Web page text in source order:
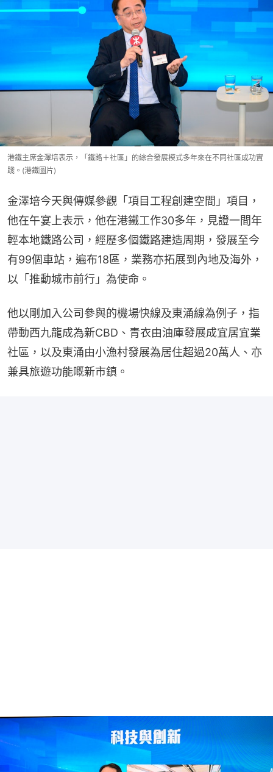
港鐵主席金澤培表示，「鐵路＋社區」的綜合發展模式多年來在不同社區成功實
踐。(港鐵圖片)
金澤培今天與傳媒參觀「項目工程創建空間」項目，
他在午宴上表示，他在港鐵工作30多年，見證一間年
輕本地鐵路公司，經歷多個鐵路建造周期，發展至今
有99個車站，遍布18區，業務亦拓展到內地及海外，
以「推動城市前行」為使命。
他以剛加入公司參與的機場快線及東涌線為例子，指
帶動西九龍成為新CBD、青衣由油庫發展成宜居宜業
社區，以及東涌由小漁村發展為居住超過20萬人、亦
兼具旅遊功能嘅新市鎮。